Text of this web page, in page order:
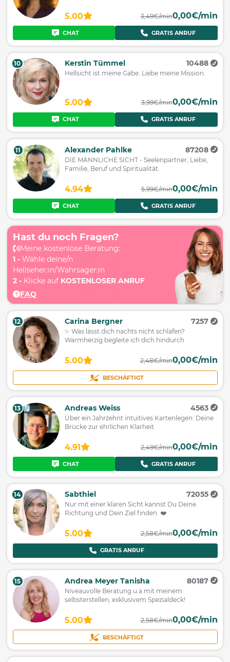
Hast du noch Fragen?
Meine kostenlose Beratung:
1 -Wähle deine/n
Hellseher:in/Wahrsager:in
2 -Klicke auf KOSTENLOSER ANRUF
FAQ
5.00 3,49€/min0,00€/min
CHAT GRATIS ANRUF
10 Kerstin Tümmel 10488
Hellsicht ist meine Gabe. Liebe meine Mission.
5.00 3,99€/min0,00€/min
CHAT GRATIS ANRUF
11 Alexander Pahlke 87208
DIE MÄNNLICHE SICHT - Seelenpartner, Liebe,
Familie, Beruf und Spiritualität.
4.94 5,99€/min0,00€/min
CHAT GRATIS ANRUF
12 Carina Bergner 7257
✨ Was lässt dich nachts nicht schlafen?
Warmherzig begleite ich dich hindurch
5.00 2,48€/min0,00€/min
BESCHÄFTIGT
13 Andreas Weiss 4563
Über ein Jahrzehnt intuitives Kartenlegen: Deine
Brücke zur ehrlichen Klarheit
4.91 2,49€/min0,00€/min
CHAT GRATIS ANRUF
14 Sabthiel 72055
Nur mit einer klaren Sicht kannst Du Deine
Richtung und Dein Ziel finden. ❤️
5.00 2,58€/min0,00€/min
GRATIS ANRUF
15 Andrea Meyer Tanisha 80187
Niveauvolle Beratung u.a.mit meinem
selbsterstellen, exklusivem Spezialdeck!
5.00 2,58€/min0,00€/min
BESCHÄFTIGT